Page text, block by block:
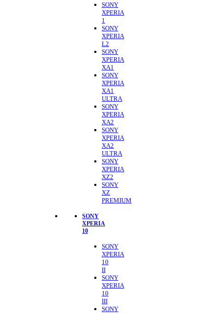
SONY
XPERIA
1
SONY
XPERIA
L2
SONY
XPERIA
XA1
SONY
XPERIA
XA1
ULTRA
SONY
XPERIA
XA2
SONY
XPERIA
XA2
ULTRA
SONY
XPERIA
XZ2
SONY
XZ
PREMIUM
SONY
XPERIA
10
SONY
XPERIA
10
II
SONY
XPERIA
10
III
SONY